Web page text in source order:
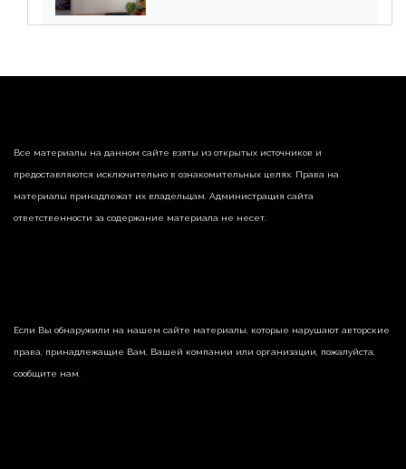
реализации недвижимости
Все материалы на данном сайте взяты из открытых источников и
предоставляются исключительно в ознакомительных целях. Права на
материалы принадлежат их владельцам. Администрация сайта
ответственности за содержание материала не несет.
Если Вы обнаружили на нашем сайте материалы, которые нарушают авторские
права, принадлежащие Вам, Вашей компании или организации, пожалуйста,
сообщите нам.